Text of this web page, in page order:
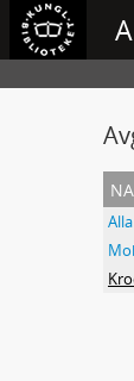
Alla